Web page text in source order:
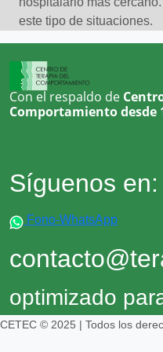
Trastornos
Tristeza, pena
este tipo de situaciones.
Con el respaldo de
Comportamiento desde
Síguenos en:
Fono-WhatsApp
optimizado
CETEC © 2025 | Todos los